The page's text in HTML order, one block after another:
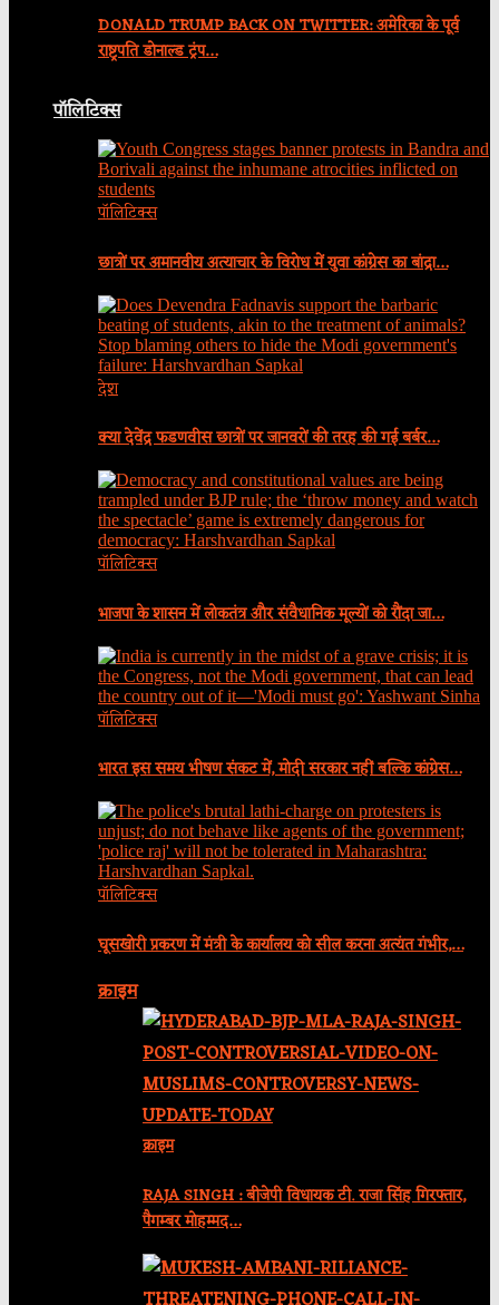
DONALD TRUMP BACK ON TWITTER: अमेरिका के पूर्व
राष्ट्रपति डोनाल्ड ट्रंप…
पॉलिटिक्स
पॉलिटिक्स
छात्रों पर अमानवीय अत्याचार के विरोध में युवा कांग्रेस का बांद्रा…
देश
क्या देवेंद्र फडणवीस छात्रों पर जानवरों की तरह की गई बर्बर…
पॉलिटिक्स
भाजपा के शासन में लोकतंत्र और संवैधानिक मूल्यों को रौंदा जा…
पॉलिटिक्स
भारत इस समय भीषण संकट में, मोदी सरकार नहीं बल्कि कांग्रेस…
पॉलिटिक्स
घूसखोरी प्रकरण में मंत्री के कार्यालय को सील करना अत्यंत गंभीर,…
क्राइम
क्राइम
RAJA SINGH : बीजेपी विधायक टी. राजा सिंह गिरफ्तार,
पैगम्बर मोहम्मद…